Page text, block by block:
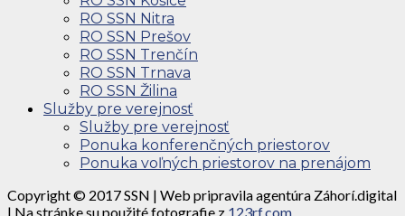
RO SSN Nitra
RO SSN Prešov
RO SSN Trenčín
RO SSN Trnava
RO SSN Žilina
Služby pre verejnosť
Služby pre verejnosť
Ponuka konferenčných priestorov
Ponuka voľných priestorov na prenájom
Copyright © 2017 SSN | Web pripravila agentúra Záhorí.digital
| Na stránke su použité fotografie z 123rf.com